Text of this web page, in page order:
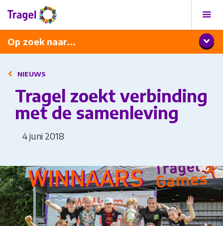
Op zoek naar...
Programma
Diner met wijnarrangement
NIEUWS
Tragel zoekt verbinding
met de samenleving
4 juni 2018